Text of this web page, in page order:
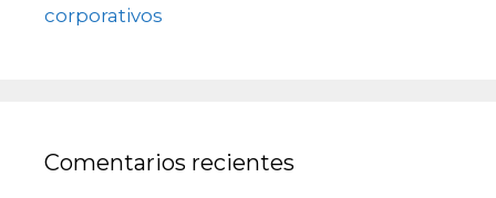
corporativos
Comentarios recientes